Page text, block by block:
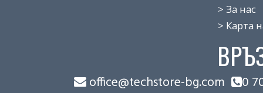
> За нас
> Карта на
office@techstore-bg.com 0